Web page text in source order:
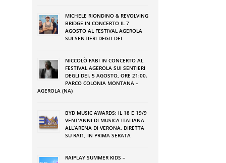
MICHELE RIONDINO & REVOLVING
BRIDGE IN CONCERTO IL 7
AGOSTO AL FESTIVAL AGEROLA
SUI SENTIERI DEGLI DEI
NICCOLÒ FABI IN CONCERTO AL
FESTIVAL AGEROLA SUI SENTIERI
DEGLI DEI. 5 AGOSTO, ORE 21:00.
PARCO COLONIA MONTANA –
AGEROLA (NA)
BYD MUSIC AWARDS: IL 18 E 19/9
VENT’ANNI DI MUSICA ITALIANA
ALL’ARENA DI VERONA. DIRETTA
SU RAI1, IN PRIMA SERATA
RAIPLAY SUMMER KIDS –